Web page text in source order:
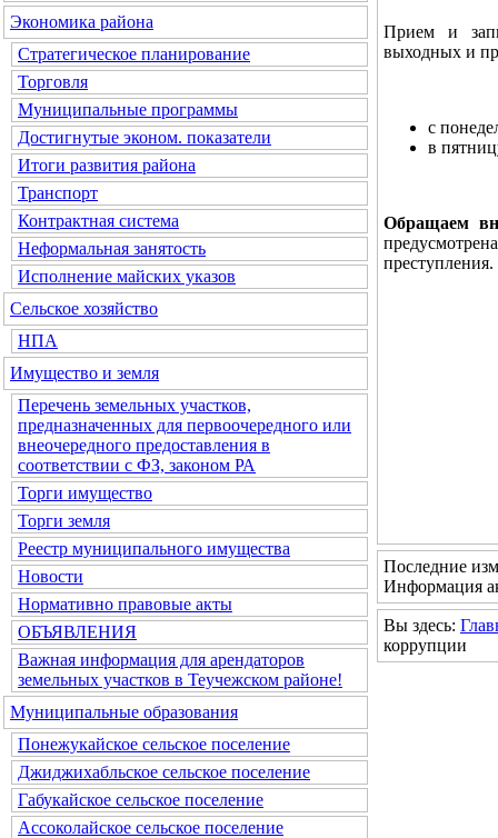
Экономика района
Стратегическое планирование
Торговля
Муниципальные программы
Достигнутые эконом. показатели
Итоги развития района
Транспорт
Контрактная система
Неформальная занятость
Исполнение майских указов
Сельское хозяйство
НПА
Имущество и земля
Перечень земельных участков,
предназначенных для первоочередного или
внеочередного предоставления в
соответствии с ФЗ, законом РА
Торги имущество
Торги земля
Реестр муниципального имущества
Новости
Нормативно правовые акты
ОБЪЯВЛЕНИЯ
Важная информация для арендаторов
земельных участков в Теучежском районе!
Муниципальные образования
Понежукайское сельское поселение
Джиджихабльское сельское поселение
Габукайское сельское поселение
Ассоколайское сельское поселение
Прием и
выходных и
с
в
Обращаем
преступления.
Последние
Информация
Вы здесь:
коррупции